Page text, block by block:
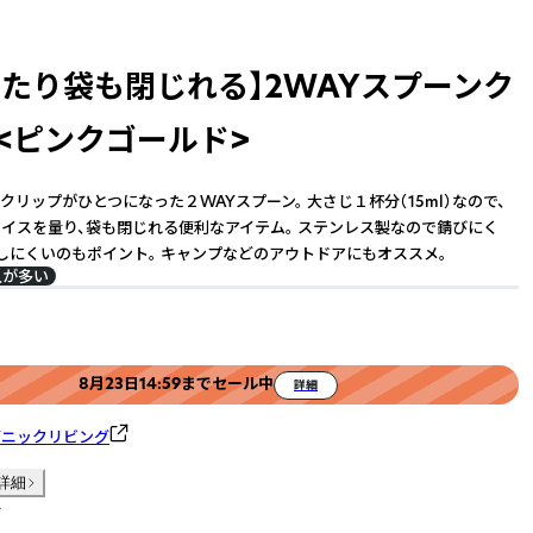
たり袋も閉じれる】2WAYスプーンク
ピンクゴールド>
リップがひとつになった２WAYスプーン。 大さじ１杯分（15ml）なので、
スを量り、袋も閉じれる便利なアイテム。 ステンレス製なので錆びにく
にくいのもポイント。 キャンプなどのアウトドアにもオススメ。
多い
8月23日14:59までセール中 詳細
ックリビング
細